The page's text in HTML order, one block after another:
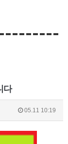
다
05.11 10:19